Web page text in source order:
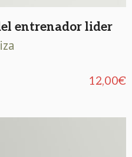
entrenador lider
12,00€